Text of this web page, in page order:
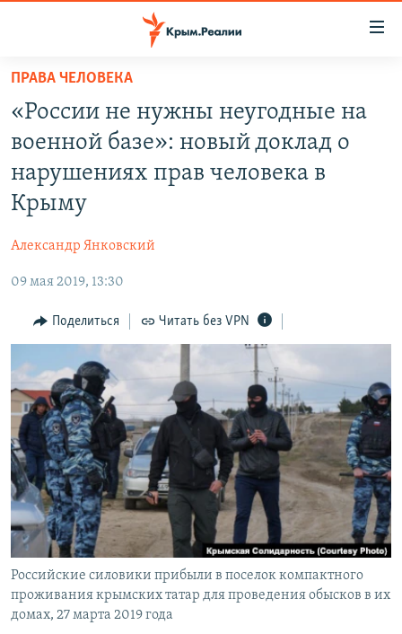
Вернуться
основному
содержанию
главной
Вернутся
СПЕЦПРОЕКТЫ
ИСТОРИЯ
ИНТЕРАКТИВ
ИНФОГРАФИКА
ТЕЛЕПРОЕКТ КРЫМ.РЕАЛИИ
ПРОПАВШИЕ БЕЗ ВЕСТИ
ПОБЕДИТЕЛЕЙ НЕ СУДЯТ?
КРЫМ.НЕПОКОРЕННЫЙ
ELIFBE
УКРАИНСКАЯ ПРОБЛЕМА КРЫМА
РАДІО СВОБОДА
КАК ОБОЙТИ БЛОКИРОВКУ
Qırımtatar
ПРИСОЕДИНЯЙТЕСЬ!
Все сайты RFE/RL
ПРАВА ЧЕЛОВЕКА
«России не нужны неугодные на
военной базе»: новый доклад о
нарушениях прав человека в
Крыму
Александр Янковский
09 мая 2019, 13:30
Поделиться Читать без VPN
Российские силовики прибыли в поселок компактного
проживания крымских татар для проведения обысков в их
домах, 27 марта 2019 года